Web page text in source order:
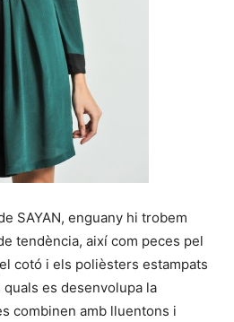
SAYAN, enguany hi trobem
tendència, així com peces pel
cotó i els polièsters estampats
es desenvolupa la
combinen amb lluentons i